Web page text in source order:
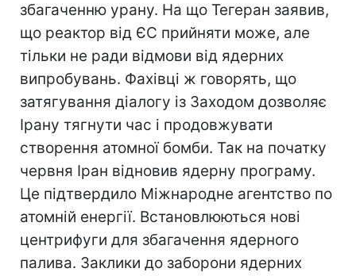
збагаченню урану. На що Тегеран заявив,
що реактор від ЄС прийняти може, але
тільки не ради відмови від ядерних
випробувань. Фахівці ж говорять, що
затягування діалогу із Заходом дозволяє
Ірану тягнути час і продовжувати
створення атомної бомби. Так на початку
червня Іран відновив ядерну програму.
Це підтвердило Міжнародне агентство по
атомній енергії. Встановлюються нові
центрифуги для збагачення ядерного
палива. Заклики до заборони ядерних